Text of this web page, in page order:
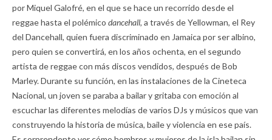
por Miquel Galofré, en el que se hace un recorrido desde el
reggae hasta el polémico dancehall, a través de Yellowman, el Rey
del Dancehall, quien fuera discriminado en Jamaica por ser albino,
pero quien se convertirá, en los años ochenta, en el segundo
artista de reggae con más discos vendidos, después de Bob
Marley. Durante su función, en las instalaciones de la Cineteca
Nacional, un joven se paraba a bailar y gritaba con emoción al
escuchar las diferentes melodías de varios DJs y músicos que van
construyendo la historia de música, baile y violencia en ese país.